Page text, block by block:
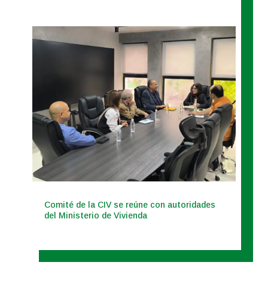
Comité de la CIV se reúne con autoridades
del Ministerio de Vivienda